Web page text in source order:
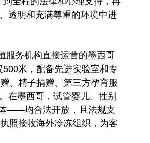
透明和充满尊重的环境中进
服务机构直接运营的墨西哥
米，配备先进实验室和专
、精子捐赠、第三方孕育服
在墨西哥，试管婴儿、性别
——均合法开放，且法规支
照接收海外冷冻组织，为客